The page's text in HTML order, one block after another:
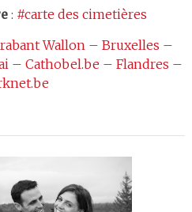
: #carte des cimetières
Wallon– Bruxelles –
– Cathobel.be – Flandres –